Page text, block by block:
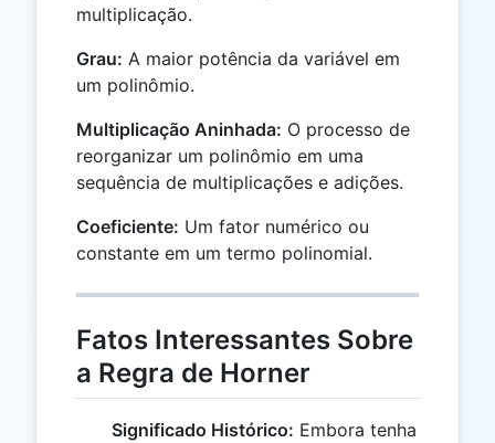
multiplicação.
Grau: A maior potência da variável em
um polinômio.
Multiplicação Aninhada: O processo de
reorganizar um polinômio em uma
sequência de multiplicações e adições.
Coeficiente: Um fator numérico ou
constante em um termo polinomial.
Fatos Interessantes Sobre
a Regra de Horner
Significado Histórico: Embora tenha